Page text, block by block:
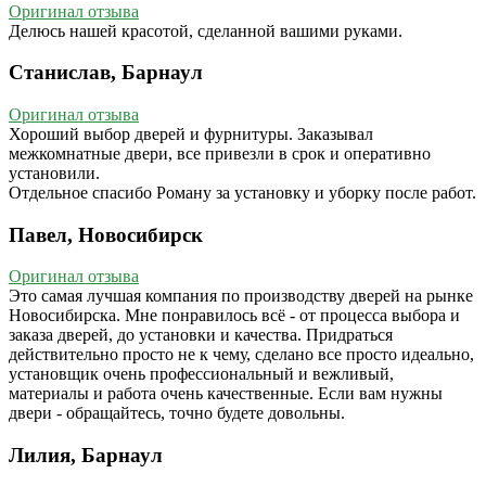
Оригинал отзыва
Делюсь нашей красотой, сделанной вашими руками.
Станислав, Барнаул
Оригинал отзыва
Хороший выбор дверей и фурнитуры. Заказывал
межкомнатные двери, все привезли в срок и оперативно
установили.
Отдельное спасибо Роману за установку и уборку после работ.
Павел, Новосибирск
Оригинал отзыва
Это самая лучшая компания по производству дверей на рынке
Новосибирска. Мне понравилось всё - от процесса выбора и
заказа дверей, до установки и качества. Придраться
действительно просто не к чему, сделано все просто идеально,
установщик очень профессиональный и вежливый,
материалы и работа очень качественные. Если вам нужны
двери - обращайтесь, точно будете довольны.
Лилия, Барнаул